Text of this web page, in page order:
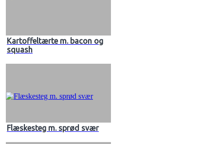
Kartoffeltærte m. bacon og
squash
Flæskesteg m. sprød svær